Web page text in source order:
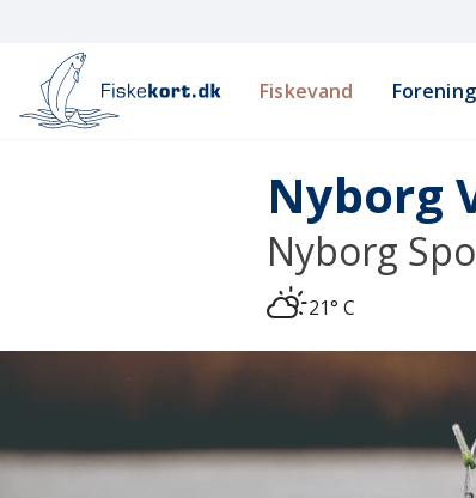
Fiskevand
Nyborg
Nyborg
21° C